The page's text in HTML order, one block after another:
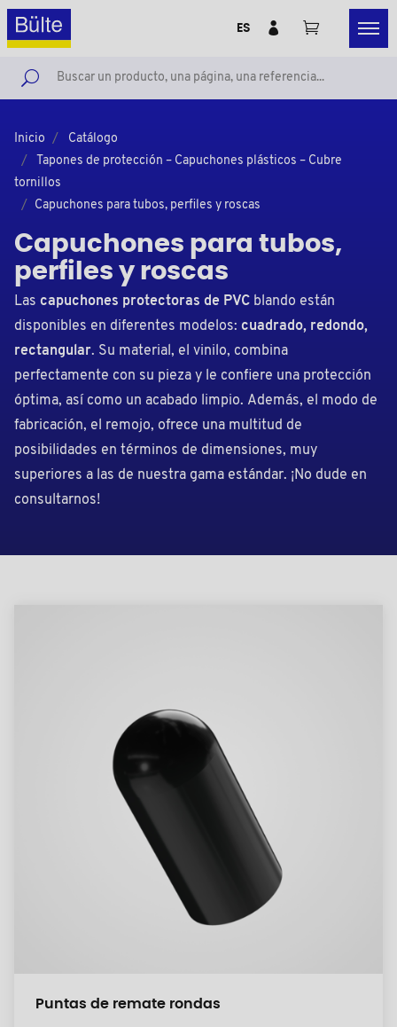
ES
Inicio
Catálogo
Tapones de protección – Capuchones plásticos – Cubre
tornillos
Capuchones para tubos, perfiles y roscas
Capuchones para tubos,
perfiles y roscas
Las capuchones protectoras de PVC blando están
disponibles en diferentes modelos: cuadrado, redondo,
rectangular. Su material, el vinilo, combina
perfectamente con su pieza y le confiere una protección
óptima, así como un acabado limpio. Además, el modo de
fabricación, el remojo, ofrece una multitud de
posibilidades en términos de dimensiones, muy
superiores a las de nuestra gama estándar. ¡No dude en
consultarnos!
Puntas de remate rondas